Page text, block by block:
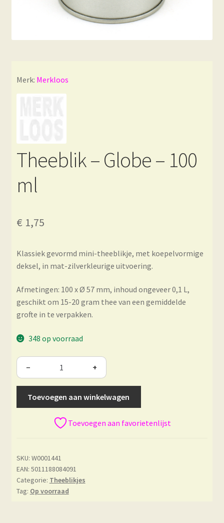
Merk: Merkloos
Theeblik – Globe – 100
ml
€ 1,75
Klassiek gevormd mini-theeblikje, met koepelvormige
deksel, in mat-zilverkleurige uitvoering.
Afmetingen: 100 x Ø 57 mm, inhoud ongeveer 0,1 L,
geschikt om 15-20 gram thee van een gemiddelde
grofte in te verpakken.
348 op voorraad
− +
Toevoegen aan winkelwagen
Toevoegen aan favorietenlijst
SKU: W0001441
EAN: 5011188084091
Categorie: Theeblikjes
Tag: Op voorraad